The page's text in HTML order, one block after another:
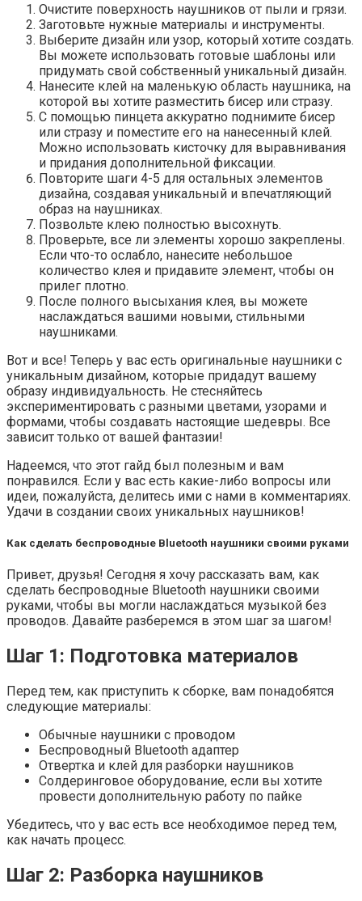
Очистите поверхность наушников от пыли и грязи.
Заготовьте нужные материалы и инструменты.
Выберите дизайн или узор, который хотите создать.
Вы можете использовать готовые шаблоны или
придумать свой собственный уникальный дизайн.
Нанесите клей на маленькую область наушника, на
которой вы хотите разместить бисер или стразу.
С помощью пинцета аккуратно поднимите бисер
или стразу и поместите его на нанесенный клей.
Можно использовать кисточку для выравнивания
и придания дополнительной фиксации.
Повторите шаги 4-5 для остальных элементов
дизайна, создавая уникальный и впечатляющий
образ на наушниках.
Позвольте клею полностью высохнуть.
Проверьте, все ли элементы хорошо закреплены.
Если что-то ослабло, нанесите небольшое
количество клея и придавите элемент, чтобы он
прилег плотно.
После полного высыхания клея, вы можете
наслаждаться вашими новыми, стильными
наушниками.
Вот и все! Теперь у вас есть оригинальные наушники с
уникальным дизайном, которые придадут вашему
образу индивидуальность. Не стесняйтесь
экспериментировать с разными цветами, узорами и
формами, чтобы создавать настоящие шедевры. Все
зависит только от вашей фантазии!
Надеемся, что этот гайд был полезным и вам
понравился. Если у вас есть какие-либо вопросы или
идеи, пожалуйста, делитесь ими с нами в комментариях.
Удачи в создании своих уникальных наушников!
Как сделать беспроводные Bluetooth наушники своими руками
Привет, друзья! Сегодня я хочу рассказать вам, как
сделать беспроводные Bluetooth наушники своими
руками, чтобы вы могли наслаждаться музыкой без
проводов. Давайте разберемся в этом шаг за шагом!
Шаг 1: Подготовка материалов
Перед тем, как приступить к сборке, вам понадобятся
следующие материалы:
Обычные наушники с проводом
Беспроводный Bluetooth адаптер
Отвертка и клей для разборки наушников
Солдеринговое оборудование, если вы хотите
провести дополнительную работу по пайке
Убедитесь, что у вас есть все необходимое перед тем,
как начать процесс.
Шаг 2: Разборка наушников